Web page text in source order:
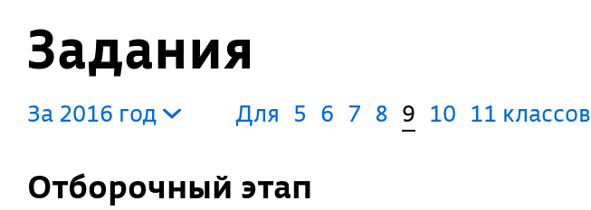
Задания
За 2016 год Для 5 6 7 8 9 10 11 классов
Отборочный этап